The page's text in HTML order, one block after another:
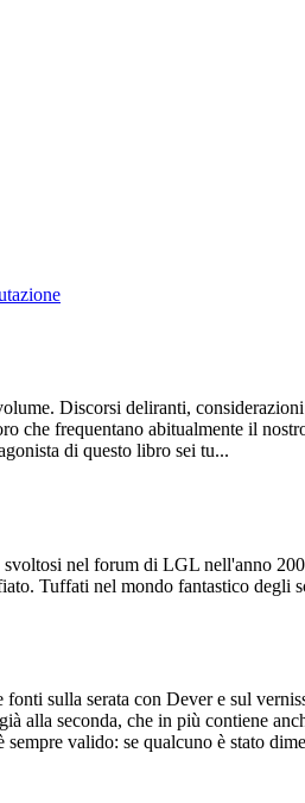
Discorsi deliranti,
che frequentano abitualmente il
di questo libro sei tu...
nel forum di LGL nell'anno
Tuffati nel mondo fantastico
sulla serata con Dever e sul
alla seconda, che in più contiene
valido: se qualcuno è stato